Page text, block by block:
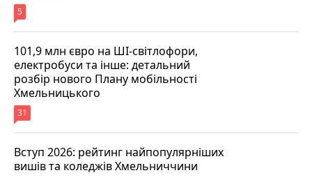
5
101,9 млн євро на ШІ-світлофори,
електробуси та інше: детальний
розбір нового Плану мобільності
Хмельницького
31
Вступ 2026: рейтинг найпопулярніших
вишів та коледжів Хмельниччини